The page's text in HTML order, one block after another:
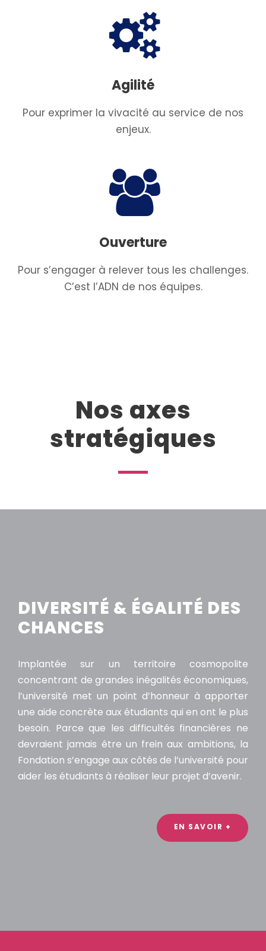
Agilité
Pour exprimer la vivacité au service de nos
enjeux.
Ouverture
Pour s’engager à relever tous les challenges.
C’est l’ADN de nos équipes.
Nos axes
stratégiques
DIVERSITÉ & ÉGALITÉ DES
CHANCES
Implantée sur un territoire cosmopolite
concentrant de grandes inégalités économiques,
l’université met un point d’honneur à apporter
une aide concrète aux étudiants qui en ont le plus
besoin. Parce que les difficultés financières ne
devraient jamais être un frein aux ambitions, la
Fondation s’engage aux côtés de l’université pour
aider les étudiants à réaliser leur projet d’avenir.
EN SAVOIR +